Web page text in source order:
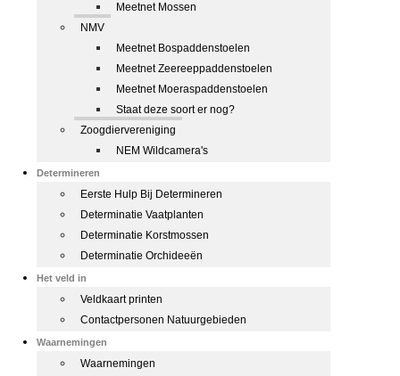
Meetnet Mossen
NMV
Meetnet Bospaddenstoelen
Meetnet Zeereeppaddenstoelen
Meetnet Moeraspaddenstoelen
Staat deze soort er nog?
Zoogdiervereniging
NEM Wildcamera's
Determineren
Eerste Hulp Bij Determineren
Determinatie Vaatplanten
Determinatie Korstmossen
Determinatie Orchideeën
Het veld in
Veldkaart printen
Contactpersonen Natuurgebieden
Waarnemingen
Waarnemingen